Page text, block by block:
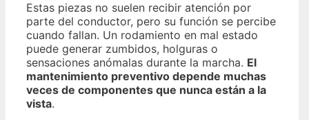
Estas piezas no suelen recibir atención por
parte del conductor, pero su función se percibe
cuando fallan. Un rodamiento en mal estado
puede generar zumbidos, holguras o
sensaciones anómalas durante la marcha. El
mantenimiento preventivo depende muchas
veces de componentes que nunca están a la
vista.